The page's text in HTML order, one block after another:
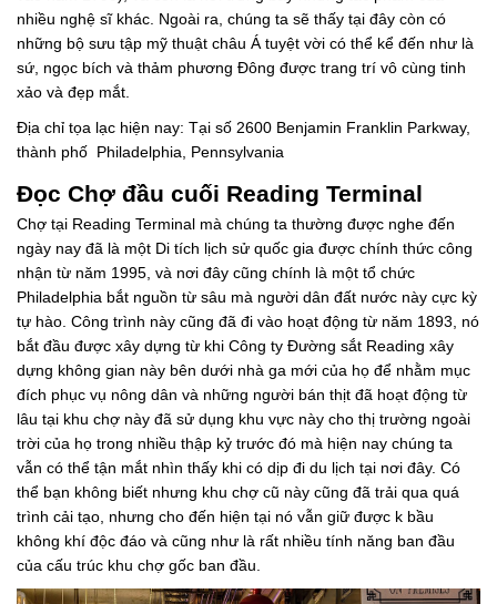
nhiều nghệ sĩ khác. Ngoài ra, chúng ta sẽ thấy tại đây còn có
những bộ sưu tập mỹ thuật châu Á tuyệt vời có thể kể đến như là
sứ, ngọc bích và thảm phương Đông được trang trí vô cùng tinh
xảo và đẹp mắt.
Địa chỉ tọa lạc hiện nay: Tại số 2600 Benjamin Franklin Parkway,
thành phố Philadelphia, Pennsylvania
Đọc Chợ đầu cuối Reading Terminal
Chợ tại Reading Terminal mà chúng ta thường được nghe đến
ngày nay đã là một Di tích lịch sử quốc gia được chính thức công
nhận từ năm 1995, và nơi đây cũng chính là một tổ chức
Philadelphia bắt nguồn từ sâu mà người dân đất nước này cực kỳ
tự hào. Công trình này cũng đã đi vào hoạt động từ năm 1893, nó
bắt đầu được xây dựng từ khi Công ty Đường sắt Reading xây
dựng không gian này bên dưới nhà ga mới của họ để nhằm mục
đích phục vụ nông dân và những người bán thịt đã hoạt động từ
lâu tại khu chợ này đã sử dụng khu vực này cho thị trường ngoài
trời của họ trong nhiều thập kỷ trước đó mà hiện nay chúng ta
vẫn có thể tận mắt nhìn thấy khi có dịp đi du lịch tại nơi đây. Có
thể bạn không biết nhưng khu chợ cũ này cũng đã trải qua quá
trình cải tạo, nhưng cho đến hiện tại nó vẫn giữ được k bầu
không khí độc đáo và cũng như là rất nhiều tính năng ban đầu
của cấu trúc khu chợ gốc ban đầu.